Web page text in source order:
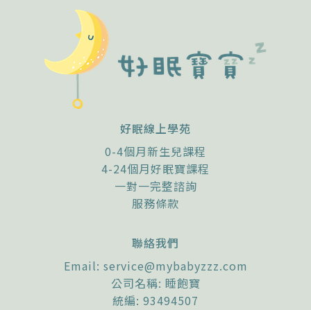
好眠線上學苑
0-4個月新生兒課程
4-24個月好眠寶課程
一對一完整諮詢
服務條款
聯絡我們
Email: service@mybabyzzz.com
公司名稱: 睡飽寶
統編: 93494507